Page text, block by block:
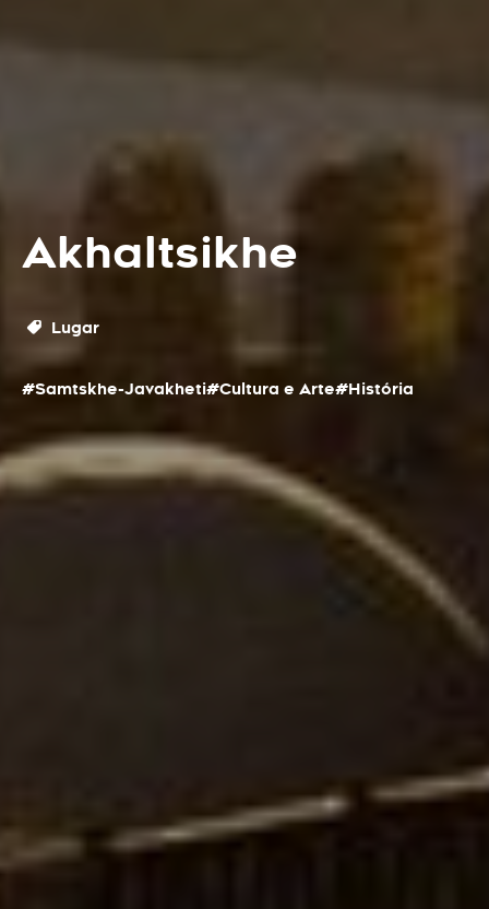
Akhaltsikhe
Lugar
#Samtskhe-Javakheti#Cultura e Arte#História